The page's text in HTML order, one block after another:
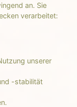
an. Sie
verarbeitet:
unserer
-stabilität